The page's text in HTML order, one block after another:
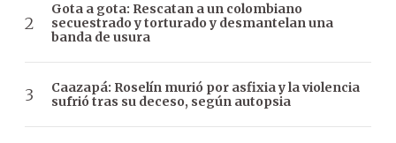
Gota a gota: Rescatan a un colombiano
secuestrado y torturado y desmantelan una
banda de usura
Caazapá: Roselín murió por asfixia y la violencia
sufrió tras su deceso, según autopsia